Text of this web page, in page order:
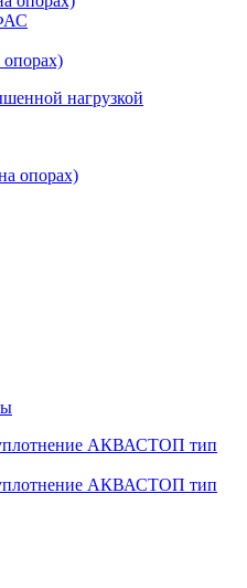
нагрузкой
опорах)
АКВАСТОП тип
АКВАСТОП тип